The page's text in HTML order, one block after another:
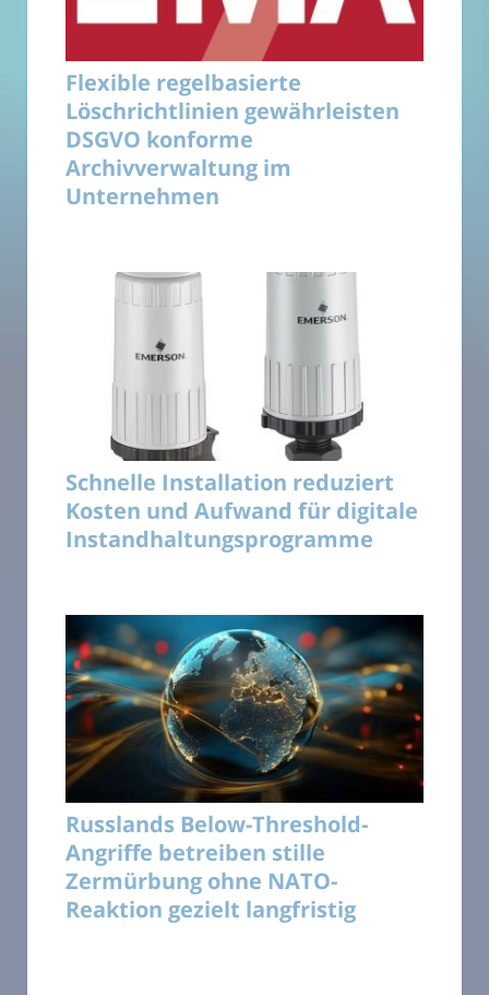
Flexible regelbasierte
Löschrichtlinien gewährleisten
DSGVO konforme
Archivverwaltung im
Unternehmen
Schnelle Installation reduziert
Kosten und Aufwand für digitale
Instandhaltungsprogramme
Russlands Below-Threshold-
Angriffe betreiben stille
Zermürbung ohne NATO-
Reaktion gezielt langfristig